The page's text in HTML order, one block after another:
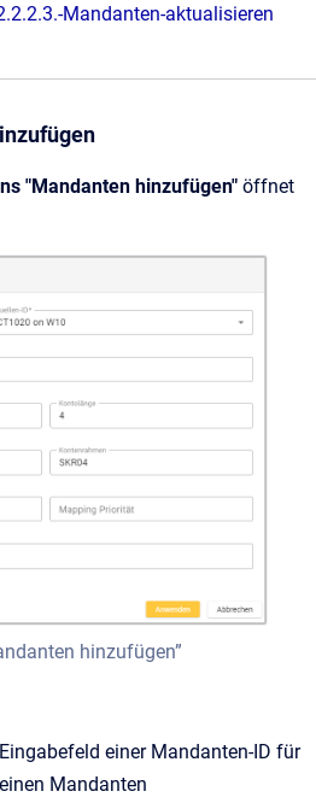
Mandanten-aktualisieren
"Mandanten hinzufügen" öffnet
hinzufügen”
Eingabefeld einer Mandanten-ID für
einen Mandanten